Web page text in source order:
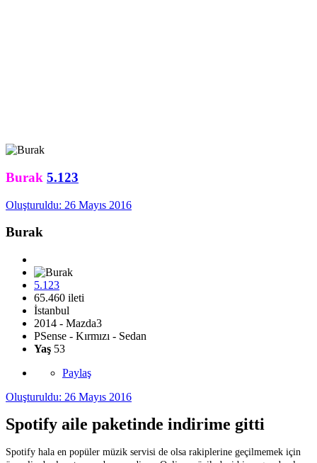
Burak 5.123
Oluşturuldu: 26 Mayıs 2016
Burak
5.123
65.460 ileti
İstanbul
2014 - Mazda3
PSense - Kırmızı - Sedan
Yaş 53
Paylaş
Oluşturuldu: 26 Mayıs 2016
Spotify aile paketinde indirime gitti
Spotify hala en popüler müzik servisi de olsa rakiplerine geçilmemek için